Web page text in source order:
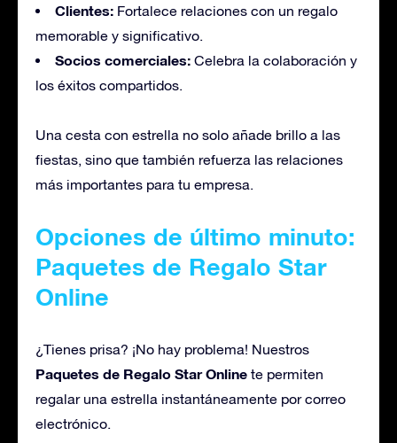
Clientes: Fortalece relaciones con un regalo
memorable y significativo.
Socios comerciales: Celebra la colaboración y
los éxitos compartidos.
Una cesta con estrella no solo añade brillo a las
fiestas, sino que también refuerza las relaciones
más importantes para tu empresa.
Opciones de último minuto:
Paquetes de Regalo Star
Online
¿Tienes prisa? ¡No hay problema! Nuestros
Paquetes de Regalo Star Online te permiten
regalar una estrella instantáneamente por correo
electrónico.